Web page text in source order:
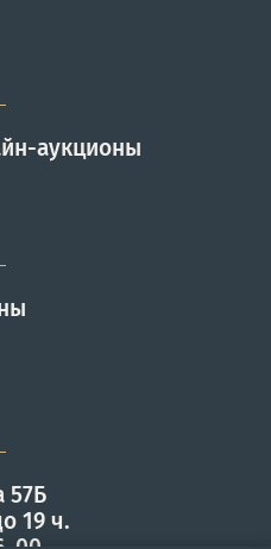
аукционы
57Б
19 ч.